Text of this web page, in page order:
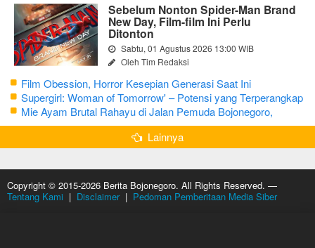
Sebelum Nonton Spider-Man Brand
New Day, Film-film Ini Perlu
Ditonton
Sabtu, 01 Agustus 2026 13:00 WIB
Oleh Tim Redaksi
Film Obession, Horror Kesepian Generasi Saat Ini
Supergirl: Woman of Tomorrow' – Potensi yang Terperangkap
dalam Narasi Generik
Mie Ayam Brutal Rahayu di Jalan Pemuda Bojonegoro,
Kuliner dengan Banyak Pilihan Menu
Lainnya
Copyright © 2015-2026 Berita Bojonegoro. All Rights Reserved. —
Tentang Kami | Disclaimer| Pedoman Pemberitaan Media Siber